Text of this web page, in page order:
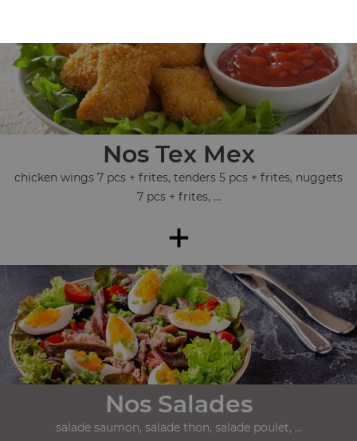
Nos Tex Mex
chicken wings 7 pcs + frites, tenders 5 pcs + frites, nuggets
7 pcs + frites, ...
+
Nos Salades
salade saumon, salade thon, salade poulet, ...